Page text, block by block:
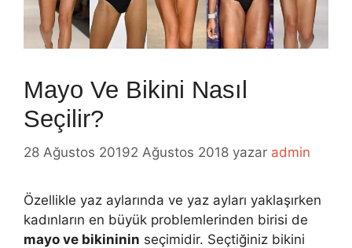
Mayo Ve Bikini Nasıl
Seçilir?
28 Ağustos 20192 Ağustos 2018 yazar admin
Özellikle yaz aylarında ve yaz ayları yaklaşırken
kadınların en büyük problemlerinden birisi de
mayo ve bikininin seçimidir. Seçtiğiniz bikini